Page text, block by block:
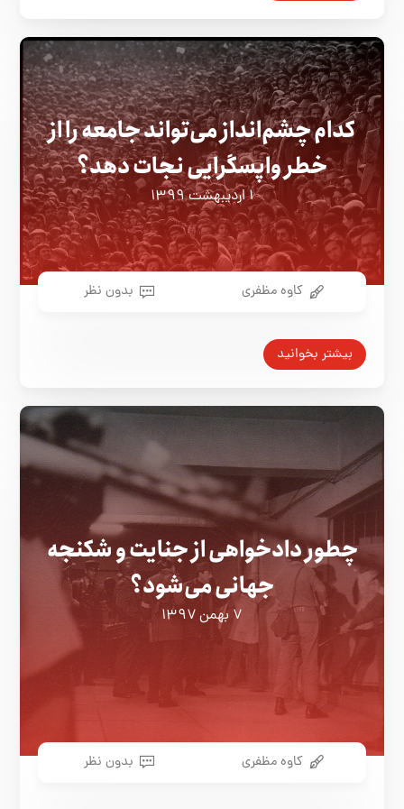
کدام چشم‌انداز می‌تواند جامعه را از
خطر واپسگرایی نجات دهد؟
۱ اردیبهشت ۱۳۹۹
کاوه مظفری بدون نظر
بیشتر بخوانید
چطور دادخواهی از جنایت و شکنجه
جهانی می‌شود؟
۷ بهمن ۱۳۹۷
کاوه مظفری بدون نظر